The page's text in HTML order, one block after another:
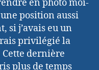
en photo moi-
position aussi
si j’avais eu un
privilégié la
dernière
plus de temps